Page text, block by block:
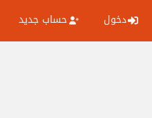
دخول حساب جديد